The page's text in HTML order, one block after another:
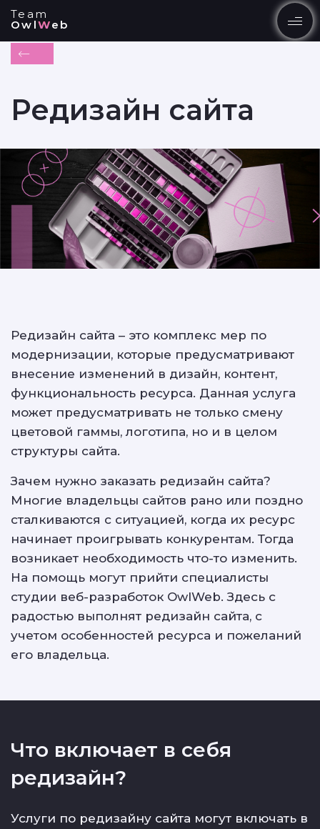
Team
OwlWeb
ПРОДУКТЫ
ПОРТФОЛИО РАБОТ
ПРО НАС
КОНТАКТЫ
Редизайн сайта
Редизайн сайта – это комплекс мер по
модернизации, которые предусматривают
внесение изменений в дизайн, контент,
функциональность ресурса. Данная услуга
может предусматривать не только смену
цветовой гаммы, логотипа, но и в целом
структуры сайта.
Зачем нужно заказать редизайн сайта?
Многие владельцы сайтов рано или поздно
сталкиваются с ситуацией, когда их ресурс
начинает проигрывать конкурентам. Тогда
возникает необходимость что-то изменить.
На помощь могут прийти специалисты
студии веб-разработок OwlWeb. Здесь с
радостью выполнят редизайн сайта, с
учетом особенностей ресурса и пожеланий
его владельца.
Что включает в себя
редизайн?
Услуги по редизайну сайта могут включать в